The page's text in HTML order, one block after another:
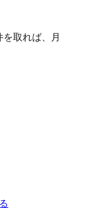
を取れば、月